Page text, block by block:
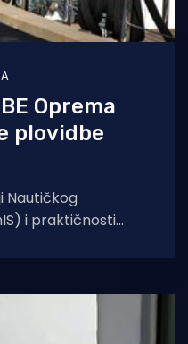
Oprema
plovidbe
Nautičkog
i praktičnosti